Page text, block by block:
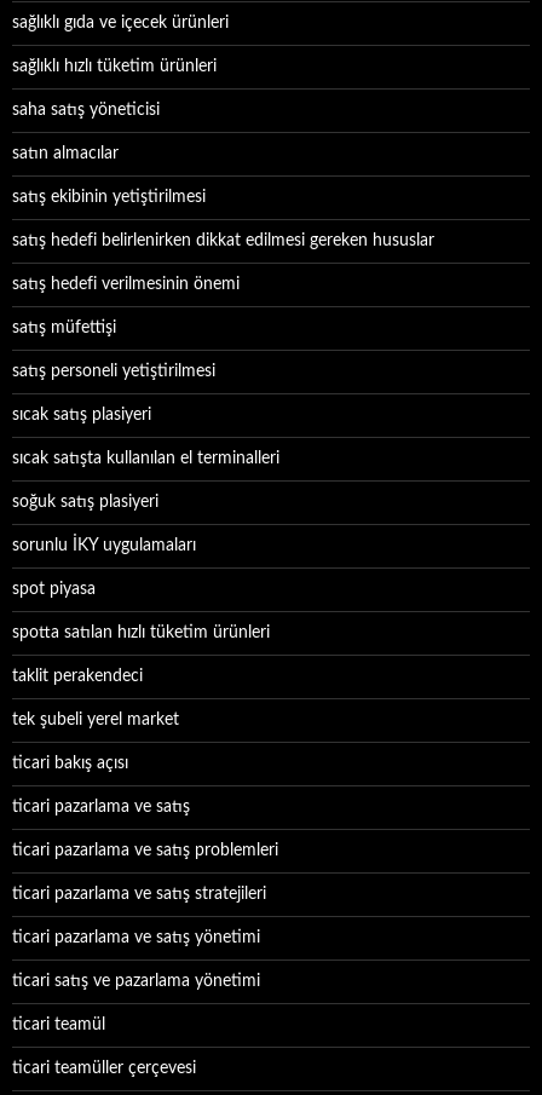
sağlıklı gıda ve içecek ürünleri
sağlıklı hızlı tüketim ürünleri
saha satış yöneticisi
satın almacılar
satış ekibinin yetiştirilmesi
satış hedefi belirlenirken dikkat edilmesi gereken hususlar
satış hedefi verilmesinin önemi
satış müfettişi
satış personeli yetiştirilmesi
sıcak satış plasiyeri
sıcak satışta kullanılan el terminalleri
soğuk satış plasiyeri
sorunlu İKY uygulamaları
spot piyasa
spotta satılan hızlı tüketim ürünleri
taklit perakendeci
tek şubeli yerel market
ticari bakış açısı
ticari pazarlama ve satış
ticari pazarlama ve satış problemleri
ticari pazarlama ve satış stratejileri
ticari pazarlama ve satış yönetimi
ticari satış ve pazarlama yönetimi
ticari teamül
ticari teamüller çerçevesi